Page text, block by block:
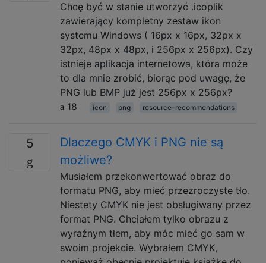
Chcę być w stanie utworzyć .icoplik
zawierający kompletny zestaw ikon
systemu Windows ( 16px x 16px, 32px x
32px, 48px x 48px, i 256px x 256px). Czy
istnieje aplikacja internetowa, która może
to dla mnie zrobić, biorąc pod uwagę, że
PNG lub BMP już jest 256px x 256px?
18
icon png resource-recommendations
5
Dlaczego CMYK i PNG nie są
możliwe?
Musiałem przekonwertować obraz do
formatu PNG, aby mieć przezroczyste tło.
Niestety CMYK nie jest obsługiwany przez
format PNG. Chciałem tylko obrazu z
wyraźnym tłem, aby móc mieć go sam w
swoim projekcie. Wybrałem CMYK,